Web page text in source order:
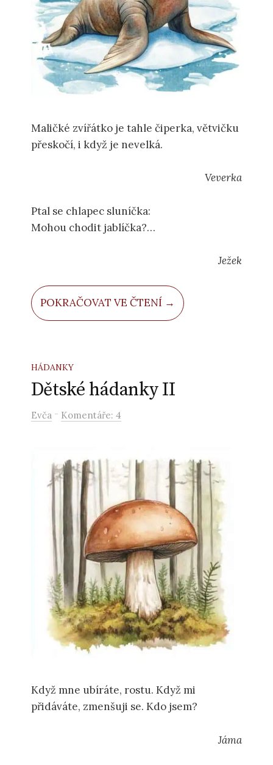
Maličké zvířátko je tahle čiperka, větvičku
přeskočí, i když je nevelká.
Veverka
Ptal se chlapec sluníčka:
Mohou chodit jablíčka?
vozí jehel kulička.
Dupe, funí, naříká,
Ježek
POKRAČOVAT VE ČTENÍ →
HÁDANKY
Dětské hádanky II
Evča - Komentáře: 4
Když mne ubíráte, rostu. Když mi
přidáváte, zmenšuji se. Kdo jsem?
Jáma